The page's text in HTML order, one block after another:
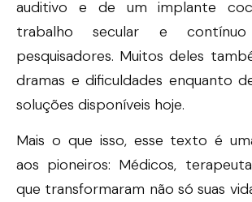
auditivo e de um implante
trabalho secular e
pesquisadores. Muitos deles
dramas e dificuldades enquanto
soluções disponíveis hoje.
Mais o que isso, esse texto é
aos pioneiros: Médicos,
que transformaram não só suas